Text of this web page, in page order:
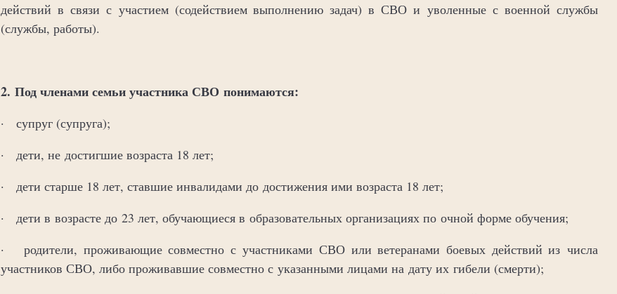
действий в связи с участием (содействием выполнению задач) в СВО и уволенные с военной службы
(службы, работы).
2. Под членами семьи участника СВО понимаются:
· супруг (супруга);
· дети, не достигшие возраста 18 лет;
· дети старше 18 лет, ставшие инвалидами до достижения ими возраста 18 лет;
· дети в возрасте до 23 лет, обучающиеся в образовательных организациях по очной форме обучения;
· родители, проживающие совместно с участниками СВО или ветеранами боевых действий из числа
участников СВО, либо проживавшие совместно с указанными лицами на дату их гибели (смерти);